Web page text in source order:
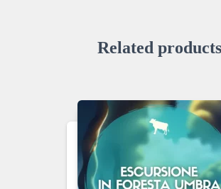
Related products